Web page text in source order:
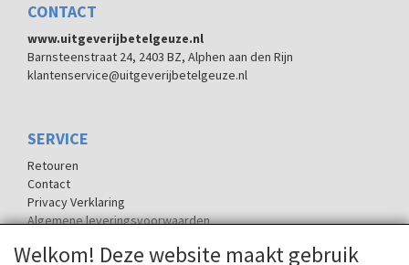
CONTACT
www.uitgeverijbetelgeuze.nl
Barnsteenstraat 24, 2403 BZ, Alphen aan den Rijn
klantenservice@uitgeverijbetelgeuze.nl
SERVICE
Retouren
Contact
Privacy Verklaring
Algemene leveringsvoorwaarden
Welkom! Deze website maakt gebruik